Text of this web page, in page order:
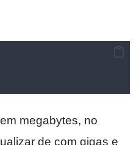
megabytes, no
de com gigas e